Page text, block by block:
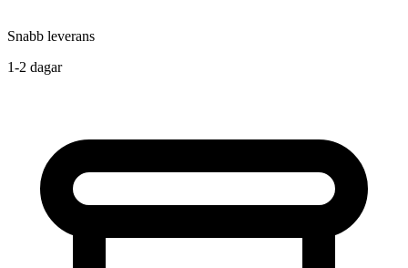
Snabb leverans
1-2 dagar